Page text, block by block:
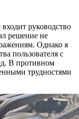
руководство
решение не
Однако я
пользователя с
В противном
трудностями